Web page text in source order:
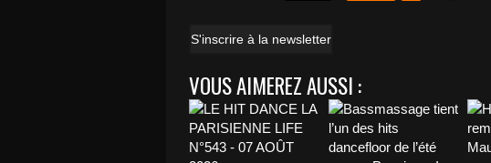
S'inscrire à la newsletter
VOUS AIMEREZ AUSSI :